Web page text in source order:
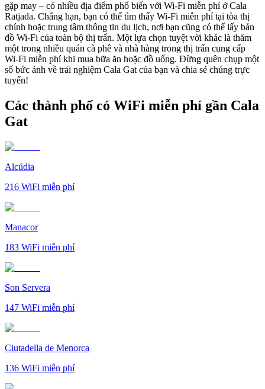
gặp may – có nhiều địa điểm phổ biến với Wi-Fi miễn phí ở Cala
Ratjada. Chẳng hạn, bạn có thể tìm thấy Wi-Fi miễn phí tại tòa thị
chính hoặc trung tâm thông tin du lịch, nơi bạn cũng có thể lấy bản
đồ Wi-Fi của toàn bộ thị trấn. Một lựa chọn tuyệt vời khác là thăm
một trong nhiều quán cà phê và nhà hàng trong thị trấn cung cấp
Wi-Fi miễn phí khi mua bữa ăn hoặc đồ uống. Đừng quên chụp một
số bức ảnh về trải nghiệm Cala Gat của bạn và chia sẻ chúng trực
tuyến!
Các thành phố có WiFi miễn phí gần Cala
Gat
Alcúdia
216 WiFi miễn phí
Manacor
183 WiFi miễn phí
Son Servera
147 WiFi miễn phí
Ciutadella de Menorca
136 WiFi miễn phí